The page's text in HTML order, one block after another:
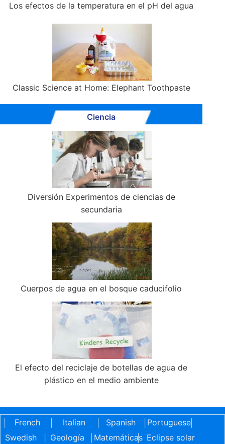
Los efectos de la temperatura en el pH del agua
Classic Science at Home: Elephant Toothpaste
Ciencia
Diversión Experimentos de ciencias de
secundaria
Cuerpos de agua en el bosque caducifolio
El efecto del reciclaje de botellas de agua de
plástico en el medio ambiente
French Italian Spanish Portuguese|
Swedish
Geología Matemáticas
| Eclipse solar